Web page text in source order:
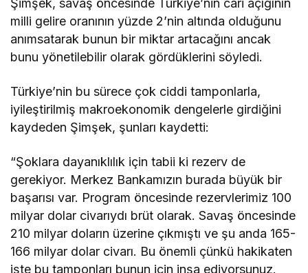
Şimşek, savaş öncesinde Türkiye’nin cari açığının
milli gelire oranının yüzde 2’nin altında olduğunu
anımsatarak bunun bir miktar artacağını ancak
bunu yönetilebilir olarak gördüklerini söyledi.
Türkiye’nin bu sürece çok ciddi tamponlarla,
iyileştirilmiş makroekonomik dengelerle girdiğini
kaydeden Şimşek, şunları kaydetti:
“Şoklara dayanıklılık için tabii ki rezerv de
gerekiyor. Merkez Bankamızın burada büyük bir
başarısı var. Program öncesinde rezervlerimiz 100
milyar dolar civarıydı brüt olarak. Savaş öncesinde
210 milyar doların üzerine çıkmıştı ve şu anda 165-
166 milyar dolar civarı. Bu önemli çünkü hakikaten
işte bu tamponları bunun için inşa ediyorsunuz.